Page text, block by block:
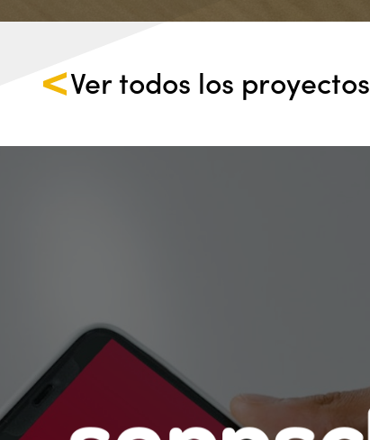
Ver todos los proyectos